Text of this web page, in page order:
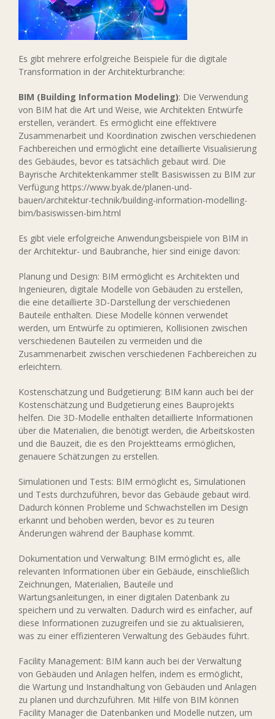
Es gibt mehrere erfolgreiche Beispiele für die digitale
Transformation in der Architekturbranche:
BIM (Building Information Modeling): Die Verwendung
von BIM hat die Art und Weise, wie Architekten Entwürfe
erstellen, verändert. Es ermöglicht eine effektivere
Zusammenarbeit und Koordination zwischen verschiedenen
Fachbereichen und ermöglicht eine detaillierte Visualisierung
des Gebäudes, bevor es tatsächlich gebaut wird. Die
Bayrische Architektenkammer stellt Basiswissen zu BIM zur
Verfügung https://www.byak.de/planen-und-
bauen/architektur-technik/building-information-modelling-
bim/basiswissen-bim.html
Es gibt viele erfolgreiche Anwendungsbeispiele von BIM in
der Architektur- und Baubranche, hier sind einige davon:
Planung und Design: BIM ermöglicht es Architekten und
Ingenieuren, digitale Modelle von Gebäuden zu erstellen,
die eine detaillierte 3D-Darstellung der verschiedenen
Bauteile enthalten. Diese Modelle können verwendet
werden, um Entwürfe zu optimieren, Kollisionen zwischen
verschiedenen Bauteilen zu vermeiden und die
Zusammenarbeit zwischen verschiedenen Fachbereichen zu
erleichtern.
Kostenschätzung und Budgetierung: BIM kann auch bei der
Kostenschätzung und Budgetierung eines Bauprojekts
helfen. Die 3D-Modelle enthalten detaillierte Informationen
über die Materialien, die benötigt werden, die Arbeitskosten
und die Bauzeit, die es den Projektteams ermöglichen,
genauere Schätzungen zu erstellen.
Simulationen und Tests: BIM ermöglicht es, Simulationen
und Tests durchzuführen, bevor das Gebäude gebaut wird.
Dadurch können Probleme und Schwachstellen im Design
erkannt und behoben werden, bevor es zu teuren
Änderungen während der Bauphase kommt.
Dokumentation und Verwaltung: BIM ermöglicht es, alle
relevanten Informationen über ein Gebäude, einschließlich
Zeichnungen, Materialien, Bauteile und
Wartungsanleitungen, in einer digitalen Datenbank zu
speichern und zu verwalten. Dadurch wird es einfacher, auf
diese Informationen zuzugreifen und sie zu aktualisieren,
was zu einer effizienteren Verwaltung des Gebäudes führt.
Facility Management: BIM kann auch bei der Verwaltung
von Gebäuden und Anlagen helfen, indem es ermöglicht,
die Wartung und Instandhaltung von Gebäuden und Anlagen
zu planen und durchzuführen. Mit Hilfe von BIM können
Facility Manager die Datenbanken und Modelle nutzen, um